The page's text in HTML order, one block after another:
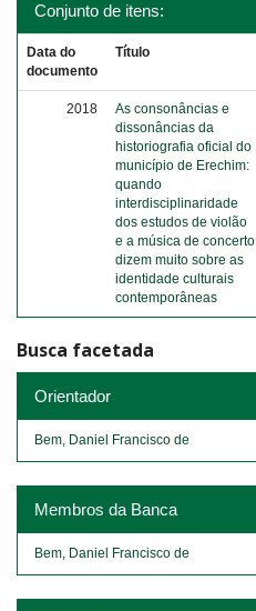
Conjunto de itens:
Data do
documento
Título
2018
As consonâncias e
dissonâncias da
historiografia oficial do
município de Erechim:
quando
interdisciplinaridade
dos estudos de violão
e a música de concerto
dizem muito sobre as
identidade culturais
contemporâneas
Busca facetada
Orientador
Bem, Daniel Francisco de
Membros da Banca
Bem, Daniel Francisco de